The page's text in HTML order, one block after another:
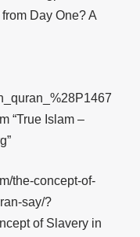
Day One? A
“True Islam –
the-concept-of-
say/?
of Slavery in